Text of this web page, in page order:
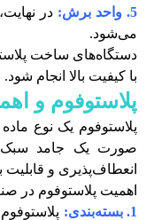
5. واحد برش:
در
می‌شود.
دستگاه‌های ساخت
با کیفیت بالا انجام
پلاستوفوم و
پلاستوفوم یک نوع
صورت یک جامد سبک
انعطاف‌پذیری و
اهمیت پلاستوفوم در
1. بسته‌بندی: